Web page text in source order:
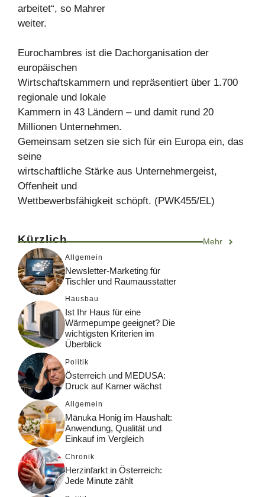
arbeitet“, so Mahrer
weiter.
Eurochambres ist die Dachorganisation der
europäischen
Wirtschaftskammern und repräsentiert über 1.700
regionale und lokale
Kammern in 43 Ländern – und damit rund 20
Millionen Unternehmen.
Gemeinsam setzen sie sich für ein Europa ein, das
seine
wirtschaftliche Stärke aus Unternehmergeist,
Offenheit und
Wettbewerbsfähigkeit schöpft. (PWK455/EL)
Kürzlich Mehr
Allgemein
Newsletter-Marketing für
Tischler und Raumausstatter
Hausbau
Ist Ihr Haus für eine
Wärmepumpe geeignet? Die
wichtigsten Kriterien im
Überblick
Politik
Österreich und MEDUSA:
Druck auf Karner wächst
Allgemein
Mānuka Honig im Haushalt:
Anwendung, Qualität und
Einkauf im Vergleich
Chronik
Herzinfarkt in Österreich:
Jede Minute zählt